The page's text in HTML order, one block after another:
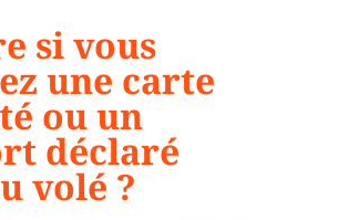
si vous
une carte
ou un
déclaré
volé ?